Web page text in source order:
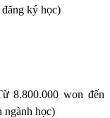
ký học)
8.800.000 won đến
ngành học)